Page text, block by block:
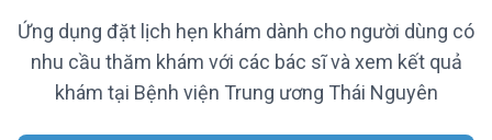
Ứng dụng đặt lịch hẹn khám dành cho người dùng có
nhu cầu thăm khám với các bác sĩ và xem kết quả
khám tại Bệnh viện Trung ương Thái Nguyên